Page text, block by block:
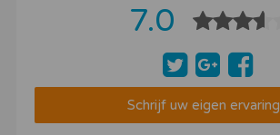
7.0
Schrijf uw eigen ervaring